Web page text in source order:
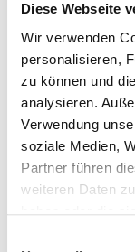
Diese Webseite
Wir verwenden
personalisieren,
zu können und
analysieren.
Verwendung
soziale Medien,
Partner führen
weiteren Daten
haben oder die
deiner
anstatt
Der
Schreibens
Wissen
darstellen.
den
Kurses,